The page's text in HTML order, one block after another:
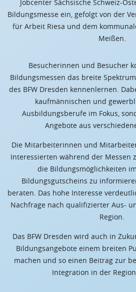
Jobcenter Sächsische Schweiz-
Bildungsmesse ein, gefolgt von der
für Arbeit Riesa und dem
Meißen.
Besucherinnen und Besucher
Bildungsmessen das breite
des BFW Dresden kennenlernen.
kaufmännischen und
Ausbildungsberufe im Fokus,
Angebote aus
Die Mitarbeiterinnen und
Interessierten während der Messen
die Bildungsmöglichkeiten
Bildungsgutscheins zu
beraten. Das hohe Interesse
Nachfrage nach qualifizierter Aus-
Region.
Das BFW Dresden wird auch in
Bildungsangebote einem breiten
machen und so einen Beitrag zur
Integration in der